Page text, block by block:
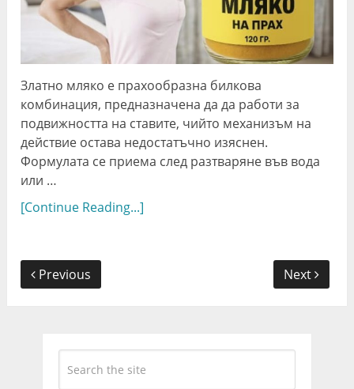
Златно мляко е прахообразна билкова
комбинация, предназначена да да работи за
подвижността на ставите, чийто механизъм на
действие остава недостатъчно изяснен.
Формулата се приема след разтваряне във вода
или …
[Continue Reading...]
Previous Next